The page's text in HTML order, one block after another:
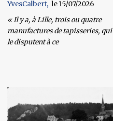
YvesCalbert
15/07/2026
« Il y a, à Lille, trois ou quatre
manufactures de tapisseries, qui
le disputent à ce